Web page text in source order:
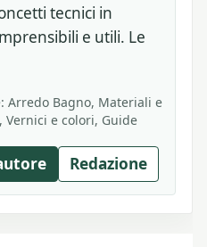
tecnici in
e utili. Le
Arredo Bagno, Materiali e
Vernici e colori, Guide
Redazione